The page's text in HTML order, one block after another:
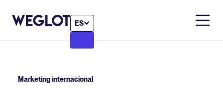
ES
Marketing internacional